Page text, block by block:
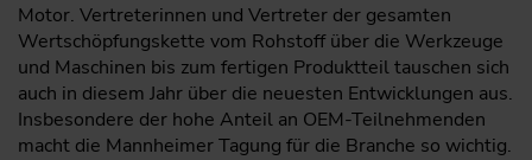
Motor. Vertreterinnen und Vertreter der gesamten
Wertschöpfungskette vom Rohstoff über die Werkzeuge
und Maschinen bis zum fertigen Produktteil tauschen sich
auch in diesem Jahr über die neuesten Entwicklungen aus.
Insbesondere der hohe Anteil an OEM-Teilnehmenden
macht die Mannheimer Tagung für die Branche so wichtig.